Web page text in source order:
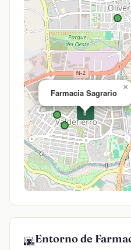
💊
Farmacia Sagrario
×
🌆Entorno de